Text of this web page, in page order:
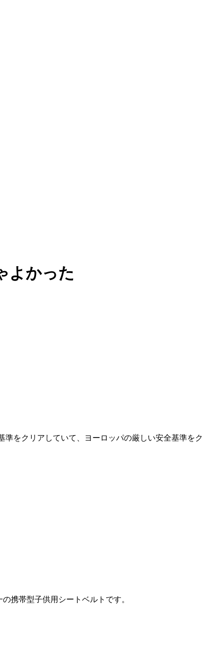
よかった
をクリアしていて、ヨーロッパの厳しい安全基準をク
携帯型子供用シートベルトです。